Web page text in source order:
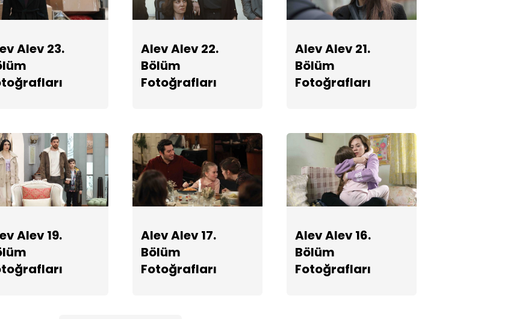
Bölüm
Alev 23.
Alev Alev 22.
Bölüm
Fotoğrafları
Alev Alev 21.
Bölüm
Fotoğrafları
Alev 19.
Alev Alev 17.
Bölüm
Fotoğrafları
Alev Alev 16.
Bölüm
Fotoğrafları